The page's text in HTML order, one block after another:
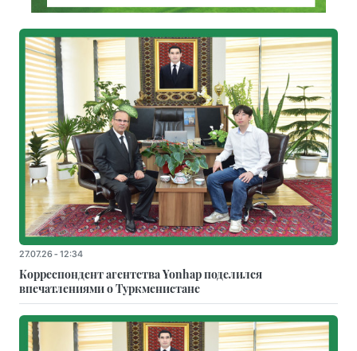
27.07.26 - 12:34
Корреспондент агентства Yonhap поделился
впечатлениями о Туркменистане